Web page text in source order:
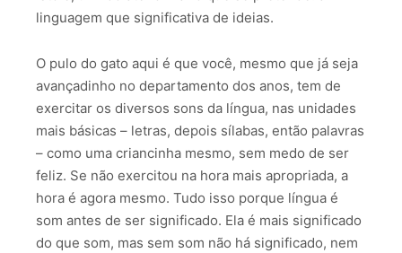
linguagem que significativa de ideias.
O pulo do gato aqui é que você, mesmo que já seja
avançadinho no departamento dos anos, tem de
exercitar os diversos sons da língua, nas unidades
mais básicas – letras, depois sílabas, então palavras
– como uma criancinha mesmo, sem medo de ser
feliz. Se não exercitou na hora mais apropriada, a
hora é agora mesmo. Tudo isso porque língua é
som antes de ser significado. Ela é mais significado
do que som, mas sem som não há significado, nem